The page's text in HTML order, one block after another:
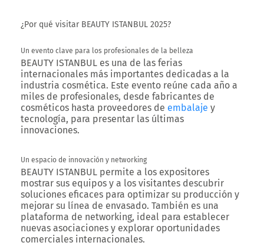
¿Por qué visitar BEAUTY ISTANBUL 2025?
Un evento clave para los profesionales de la belleza
BEAUTY ISTANBUL es una de las ferias
internacionales más importantes dedicadas a la
industria cosmética. Este evento reúne cada año a
miles de profesionales, desde fabricantes de
cosméticos hasta proveedores de embalaje y
tecnología, para presentar las últimas
innovaciones.
Un espacio de innovación y networking
BEAUTY ISTANBUL permite a los expositores
mostrar sus equipos y a los visitantes descubrir
soluciones eficaces para optimizar su producción y
mejorar su línea de envasado. También es una
plataforma de networking, ideal para establecer
nuevas asociaciones y explorar oportunidades
comerciales internacionales.